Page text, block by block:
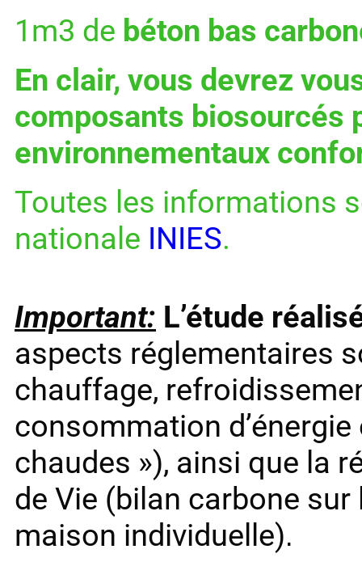
1m3 de béton bas
En clair, vous devrez
composants biosourcés
environnementaux
Toutes les informations
nationale INIES.
Important: L’étude
aspects réglementaires
chauffage,
consommation
chaudes »), ainsi que la
de Vie (bilan carbone
maison individuelle).